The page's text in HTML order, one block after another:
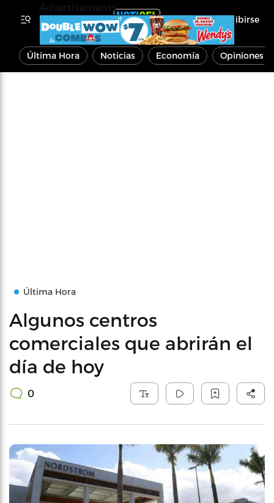
Inscribirse
Última Hora Noticias Economía Opiniones
Última Hora
Algunos centros
comerciales que abrirán el
día de hoy
0
Advertisements